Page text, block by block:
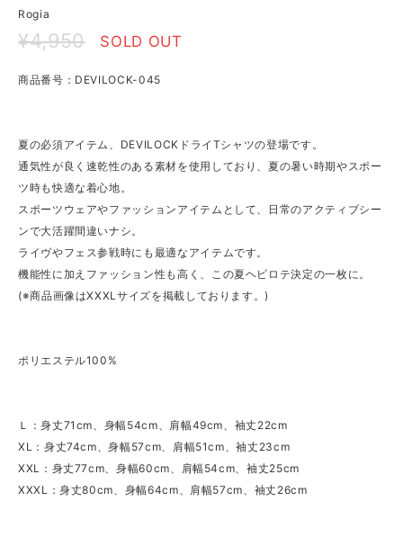
Rogia
¥4,950 SOLD OUT
商品番号：DEVILOCK-045
夏の必須アイテム、DEVILOCKドライTシャツの登場です。
通気性が良く速乾性のある素材を使用しており、夏の暑い時期やスポー
ツ時も快適な着心地。
スポーツウェアやファッションアイテムとして、日常のアクティブシー
ンで大活躍間違いナシ。
ライヴやフェス参戦時にも最適なアイテムです。
機能性に加えファッション性も高く、この夏ヘビロテ決定の一枚に。
(※商品画像はXXXLサイズを掲載しております。)
ポリエステル100%
Ｌ：身丈71cm、身幅54cm、肩幅49cm、袖丈22cm
XL：身丈74cm、身幅57cm、肩幅51cm、袖丈23cm
XXL：身丈77cm、身幅60cm、肩幅54cm、袖丈25cm
XXXL：身丈80cm、身幅64cm、肩幅57cm、袖丈26cm